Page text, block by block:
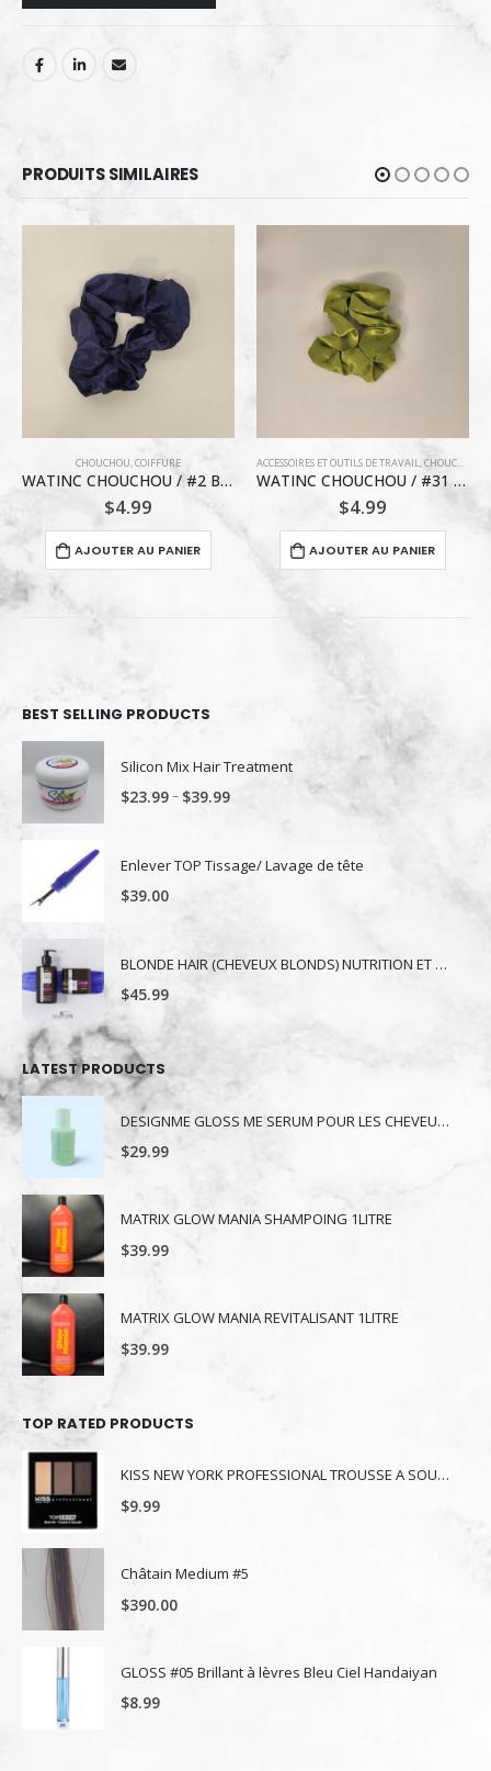
PRODUITS SIMILAIRES
WATINC CHOUCHOU / #2 BLEU MINUIT
ACCESSOIRES ET OUTILS DE TRAVAIL CHOUCHOU ,COIFFURE
WATINC CHOUCHOU / #31 VERT AMANDE
$
AJOUTER AU PANIER
CHOUCHOU
$
AJOUTER AU PANIER
BEST SELLING PRODUCTS
Silicon Mix Hair Treatment
$23.99– $39.99
Enlever TOP Tissage/ Lavage de tête
$39.00
BLONDE HAIR (CHEVEUX BLONDS) NUTRITION ET NUANCE
$45.99
LATEST PRODUCTS
DESIGNME GLOSS ME SERUM POUR LES CHEVEUX 80ML
$29.99
MATRIX GLOW MANIA SHAMPOING 1LITRE
$39.99
MATRIX GLOW MANIA REVITALISANT 1LITRE
$39.99
TOP RATED PRODUCTS
KISS NEW YORK PROFESSIONAL TROUSSE A SOURCILS KBK03
$9.99
Châtain Medium #5
$390.00
GLOSS #05 Brillant à lèvres Bleu Ciel Handaiyan
$8.99